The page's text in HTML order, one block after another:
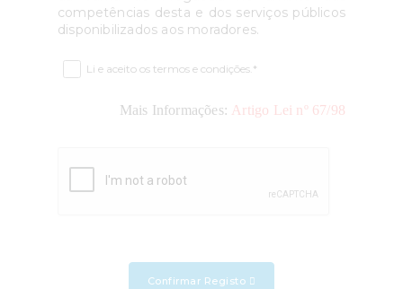
competências desta e dos serviços públicos
disponibilizados aos moradores.
Li e aceito os termos e condições.*
Mais Informações: Artigo Lei nº 67/98
Confirmar Registo